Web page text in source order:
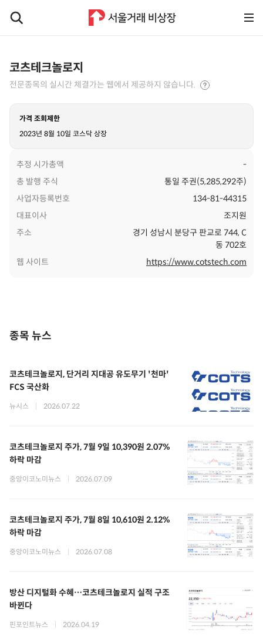
코츠테크놀로지
전문종목의 실시간 체결가는 웹에서 제공하지 않습니다.
가격 조회제한
2023년 8월 10일 코스닥 상장
추정 시가총액
-
총 발행 주식
통일 주권(5,285,292주)
사업자등록번호
134-81-44315
대표이사
조지원
주소
경기 성남시 분당구 판교로 744, C
동 702호
웹 사이트
https://www.cotstech.com
종목 뉴스
코츠테크놀로지, 단거리 지대공 유도무기 '천마'
FCS 국산화
뉴시스 2026.07.22
코츠테크놀로지 주가, 7월 9일 10,390원 2.07%
하락 마감
중앙이코노미뉴스 2026.07.09
코츠테크놀로지 주가, 7월 8일 10,610원 2.12%
하락 마감
중앙이코노미뉴스 2026.07.08
방산 디지털화 수혜…코츠테크놀로지 실적 구조
바뀐다
핀포인트뉴스 2026.04.19